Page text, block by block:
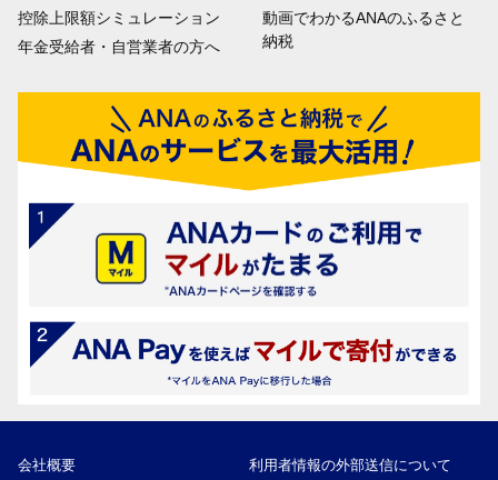
控除上限額シミュレーション
年金受給者・自営業者の方へ
動画でわかるANAのふるさと
納税
会社概要 利用者情報の外部送信について